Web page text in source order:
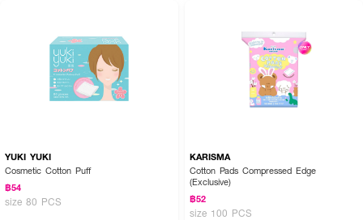
How To Use :
สำลีแผ่นริอิ RII 26 Cleansing Perfect Cotton Pads ใช้สำหรับเช็ดทำความ
สะอาดผิวหน้าหรือนำไปใช้เช็ดเครื่องสำอางบนใบหน้าได้หมดจด
YUKI YUKI
Cosmetic Cotton Puff
฿54
size 80 PCS
KARISMA
Cotton Pads Compressed Edge
(Exclusive)
฿52
size 100 PCS